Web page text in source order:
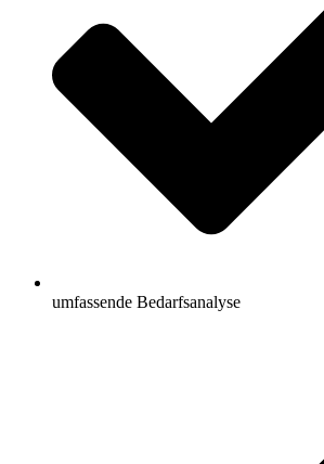
umfassende Bedarfsanalyse